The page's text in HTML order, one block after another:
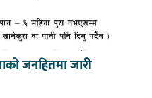
जनहितमा जारी